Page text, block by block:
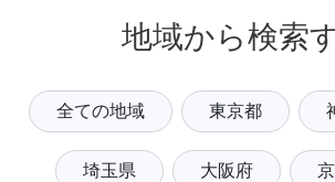
地域から検索
全ての地域 東京都
埼玉県 大阪府